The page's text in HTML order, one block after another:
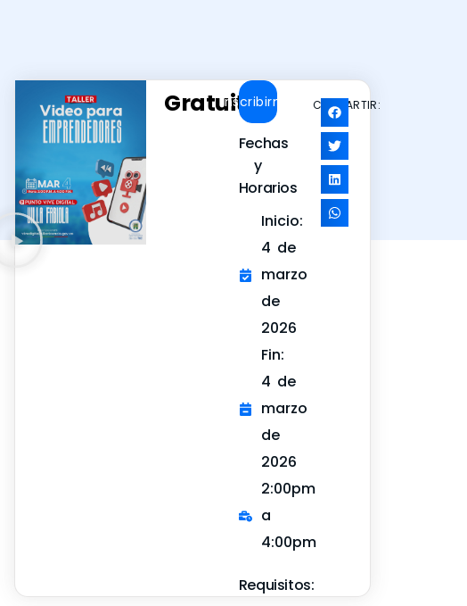
Gratuito
Inscribirme
Fechas
y
Horarios
Inicio:
4 de
marzo
de
2026
Fin:
4 de
marzo
de
2026
2:00pm
a
4:00pm
Requisitos:
COMPARTIR: